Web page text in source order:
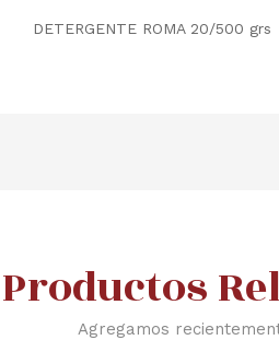
DETERGENTE ROMA 20/500 grs
Productos
Agregamos